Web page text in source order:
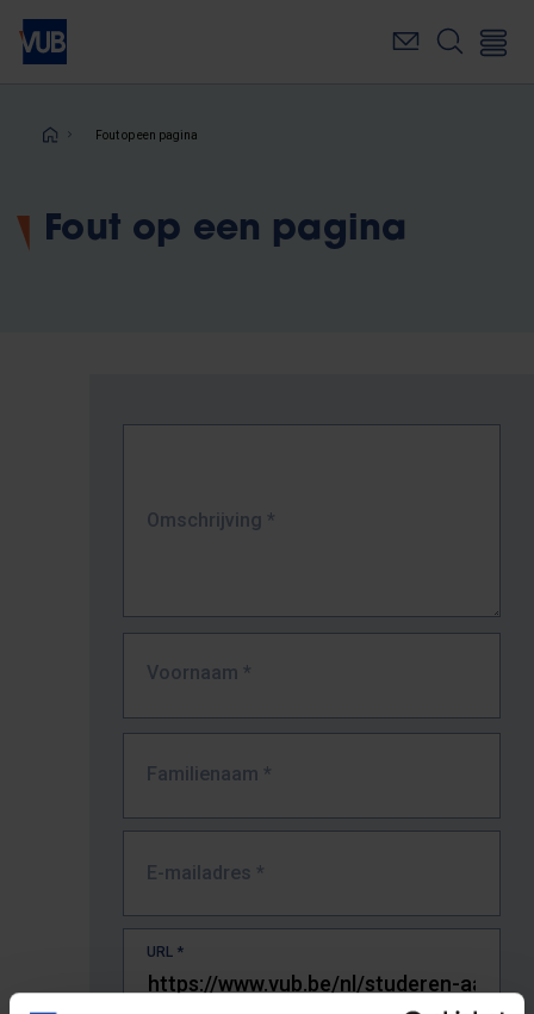
Overslaan
naar
inhoudKruimelpad
Fout op een pagina
Fout op een pagina
Omschrijving *
Voornaam *
Familienaam *
E-mailadres *
URL *